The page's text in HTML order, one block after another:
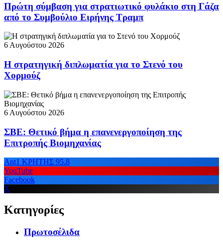
Πρώτη σύμβαση για στρατιωτικό φυλάκιο στη Γάζα
από το Συμβούλιο Ειρήνης Τραμπ
6 Αυγούστου 2026
Η στρατηγική διπλωματία για το Στενό του
Χορμούζ
6 Αυγούστου 2026
ΣΒΕ: Θετικό βήμα η επανενεργοποίηση της
Επιτροπής Βιομηχανίας
Ant1 ΚΡΗΤΗΣ 95.8
YouTube
Facebook
X
Κατηγορίες
Πρωτοσέλιδα